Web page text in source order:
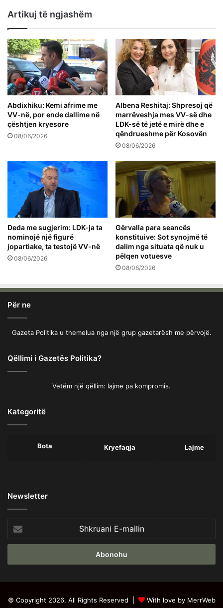
Artikuj të ngjashëm
Abdixhiku: Kemi afrime me
VV-në, por ende dallime në
çështjen kryesore
08/06/2026
Albena Reshitaj: Shpresoj që
marrëveshja mes VV-së dhe
LDK-së të jetë e mirë dhe e
qëndrueshme për Kosovën
08/06/2026
Deda me sugjerim: LDK-ja ta
nominojë një figurë
jopartiake, ta testojë VV-në
08/06/2026
Gërvalla para seancës
konstituive: Sot synojmë të
dalim nga situata që nuk u
pëlqen votuesve
08/06/2026
Për ne
Gazeta Politika u themelua nga një grup gazetarësh me përvojë.
Qëllimi i Gazetës Politika?
Vetëm një qëllim: lajme pa kompromis.
Kategoritë
Bota Kryefaqja Lajme
Newsletter
E-
mailin
© Copyright 2026, All Rights Reserved | With love by MerrWeb